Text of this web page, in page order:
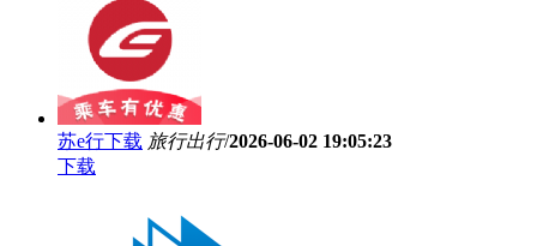
苏e行下载 旅行出行/2026-06-02 19:05:23
下载